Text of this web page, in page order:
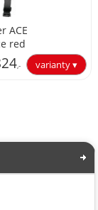
ACE
red
,-